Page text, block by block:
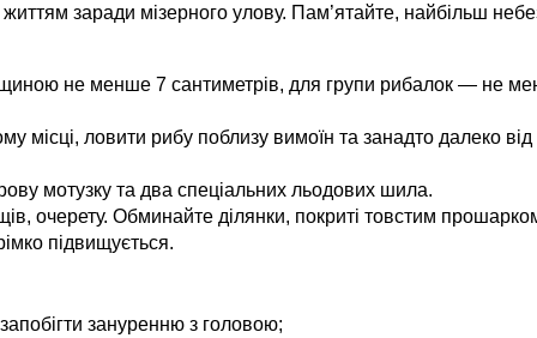
заради мізерного улову. Пам’ятайте, найбільш
не менше 7 сантиметрів, для групи рибалок — не
місці, ловити рибу поблизу вимоїн та занадто далеко від
мотузку та два спеціальних льодових шила.
очерету. Обминайте ділянки, покриті товстим прошарком
підвищується.
зануренню з головою;